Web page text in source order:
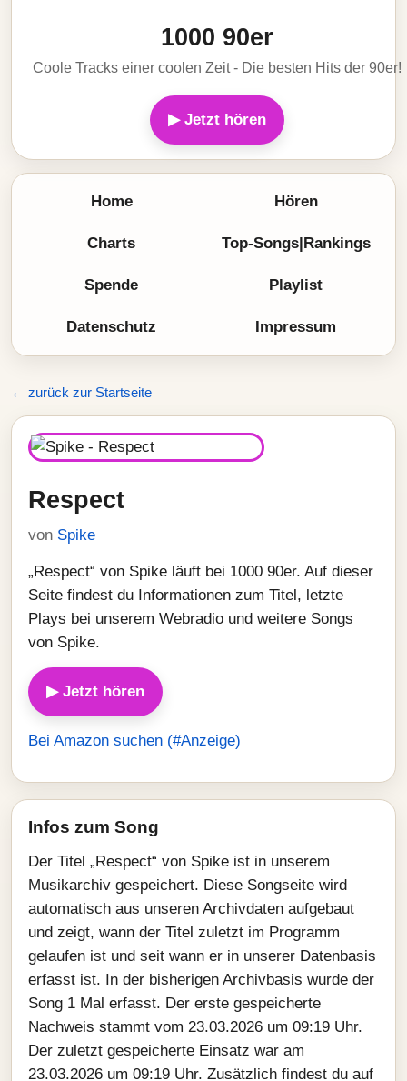
1000 90er
Coole Tracks einer coolen Zeit - Die besten Hits der 90er!
▶ Jetzt hören
Home Hören
Charts Top-Songs|Rankings
Spende Playlist
Datenschutz Impressum
← zurück zur Startseite
Respect
von Spike
„Respect“ von Spike läuft bei 1000 90er. Auf dieser
Seite findest du Informationen zum Titel, letzte
Plays bei unserem Webradio und weitere Songs
von Spike.
▶ Jetzt hören
Bei Amazon suchen (#Anzeige)
Infos zum Song
Der Titel „Respect“ von Spike ist in unserem
Musikarchiv gespeichert. Diese Songseite wird
automatisch aus unseren Archivdaten aufgebaut
und zeigt, wann der Titel zuletzt im Programm
gelaufen ist und seit wann er in unserer Datenbasis
erfasst ist. In der bisherigen Archivbasis wurde der
Song 1 Mal erfasst. Der erste gespeicherte
Nachweis stammt vom 23.03.2026 um 09:19 Uhr.
Der zuletzt gespeicherte Einsatz war am
23.03.2026 um 09:19 Uhr. Zusätzlich findest du auf